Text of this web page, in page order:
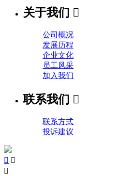
关于我们 
公司概况
发展历程
企业文化
员工风采
加入我们
联系我们 
联系方式
投诉建议
 
